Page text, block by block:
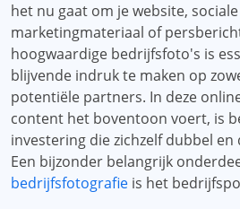
het nu gaat om je website,
marketingmateriaal of
hoogwaardige bedrijfsfoto's is
blijvende indruk te maken op
potentiële partners. In deze
content het boventoon voert, is
investering die zichzelf dubbel
Een bijzonder belangrijk
bedrijfsfotografie is het